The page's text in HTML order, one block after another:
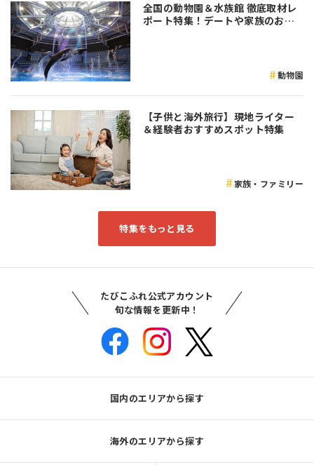
全国の動物園＆水族館 徹底取材レ
ポート特集！デートや家族のおで
動物園
【子供と海外旅行】現地ライター
＆経験者おすすめスポット特集
家族・ファミリー
特集をもっと見る
たびこふれ公式アカウント
旬な情報を更新中！
国内のエリアから探す
海外のエリアから探す